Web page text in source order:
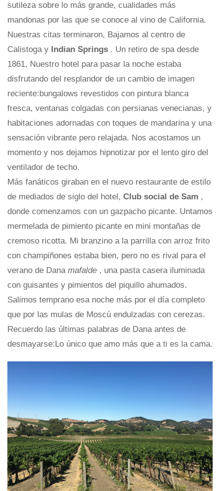
sutileza sobre lo más grande, cualidades más
mandonas por las que se conoce al vino de California.
Nuestras citas terminaron, Bajamos al centro de
Calistoga y Indian Springs . Un retiro de spa desde
1861, Nuestro hotel para pasar la noche estaba
disfrutando del resplandor de un cambio de imagen
reciente:bungalows revestidos con pintura blanca
fresca, ventanas colgadas con persianas venecianas, y
habitaciones adornadas con toques de mandarina y una
sensación vibrante pero relajada. Nos acostamos un
momento y nos dejamos hipnotizar por el lento giro del
ventilador de techo.
Más fanáticos giraban en el nuevo restaurante de estilo
de mediados de siglo del hotel, Club social de Sam ,
donde comenzamos con un gazpacho picante. Untamos
mermelada de pimiento picante en mini montañas de
cremoso ricotta. Mi branzino a la parrilla con arroz frito
con champiñones estaba bien, pero no es rival para el
verano de Dana mafalde , una pasta casera iluminada
con guisantes y pimientos del piquillo ahumados.
Salimos temprano esa noche más por el día completo
que por las mulas de Moscú endulzadas con cerezas.
Recuerdo las últimas palabras de Dana antes de
desmayarse:Lo único que amo más que a ti es la cama.